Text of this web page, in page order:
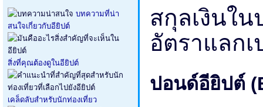
บทความที่น่า
สนใจเกี่ยวกับอียิปต์
สิ่งที่คุณต้องดูในอียิปต์
เคล็ดลับสำหรับนักท่องเที่ยว
สกุลเงินใ
อัตราแลก
ปอนด์อียิปต์